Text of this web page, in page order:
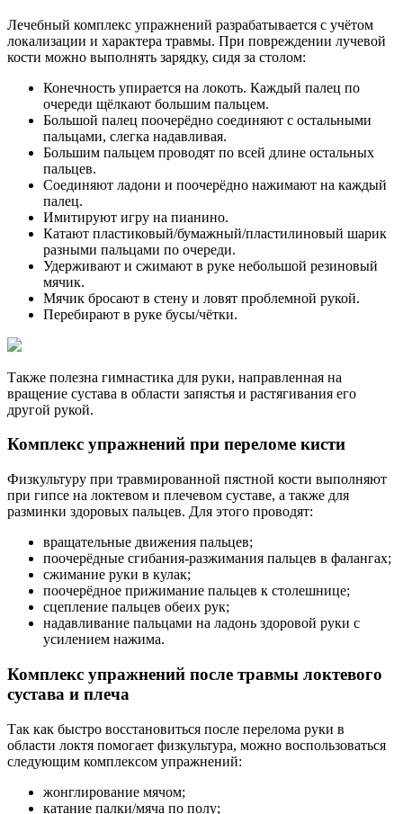
Лечебный комплекс упражнений разрабатывается с учётом
локализации и характера травмы. При повреждении лучевой
кости можно выполнять зарядку, сидя за столом:
Конечность упирается на локоть. Каждый палец по
очереди щёлкают большим пальцем.
Большой палец поочерёдно соединяют с остальными
пальцами, слегка надавливая.
Большим пальцем проводят по всей длине остальных
пальцев.
Соединяют ладони и поочерёдно нажимают на каждый
палец.
Имитируют игру на пианино.
Катают пластиковый/бумажный/пластилиновый шарик
разными пальцами по очереди.
Удерживают и сжимают в руке небольшой резиновый
мячик.
Мячик бросают в стену и ловят проблемной рукой.
Перебирают в руке бусы/чётки.
Также полезна гимнастика для руки, направленная на
вращение сустава в области запястья и растягивания его
другой рукой.
Комплекс упражнений при переломе кисти
Физкультуру при травмированной пястной кости выполняют
при гипсе на локтевом и плечевом суставе, а также для
разминки здоровых пальцев. Для этого проводят:
вращательные движения пальцев;
поочерёдные сгибания-разжимания пальцев в фалангах;
сжимание руки в кулак;
поочерёдное прижимание пальцев к столешнице;
сцепление пальцев обеих рук;
надавливание пальцами на ладонь здоровой руки с
усилением нажима.
Комплекс упражнений после травмы локтевого
сустава и плеча
Так как быстро восстановиться после перелома руки в
области локтя помогает физкультура, можно воспользоваться
следующим комплексом упражнений:
жонглирование мячом;
катание палки/мяча по полу;